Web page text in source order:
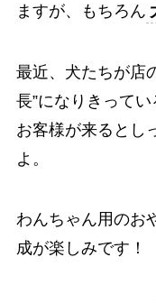
ますが、もちろん
最近、犬たちが店
長”になりきって
お客様が来るとし
よ。
わんちゃん用のお
成が楽しみです！